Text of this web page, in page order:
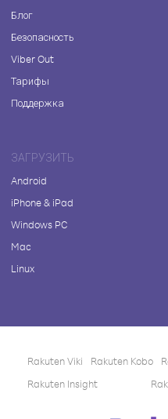
Блог
Безопасность
Viber Out
Тарифы
Поддержка
ЗАГРУЗИТЬ
Android
iPhone & iPad
Windows PC
Mac
Linux
Rakuten Viki Rakuten Kobo
Rakuten Insight